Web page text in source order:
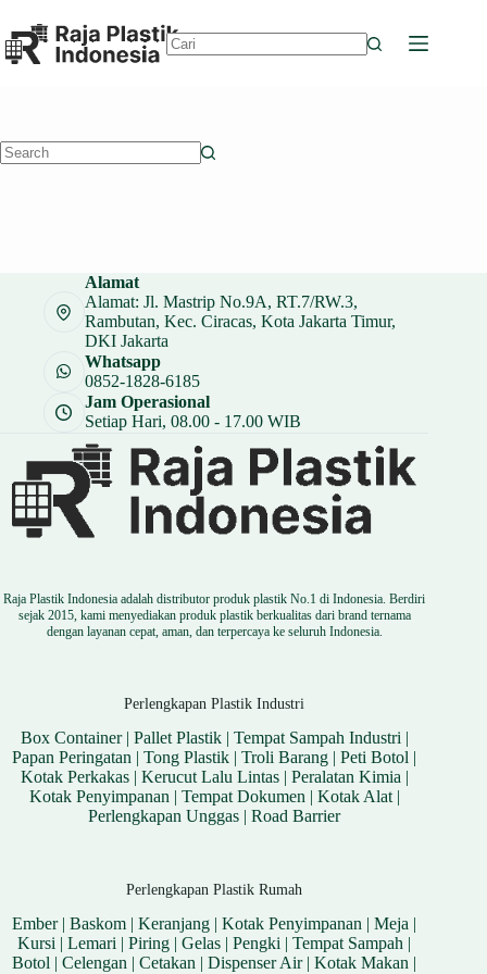
to
content
Alamat
Alamat: Jl. Mastrip No.9A, RT.7/RW.3,
Rambutan, Kec. Ciracas, Kota Jakarta Timur,
DKI Jakarta
Whatsapp
0852-1828-6185
Jam Operasional
Setiap Hari, 08.00 - 17.00 WIB
Raja Plastik Indonesia adalah distributor produk plastik No.1 di Indonesia. Berdiri
sejak 2015, kami menyediakan produk plastik berkualitas dari brand ternama
dengan layanan cepat, aman, dan terpercaya ke seluruh Indonesia.
Perlengkapan Plastik Industri
Box Container| Pallet Plastik| Tempat Sampah Industri |
Papan Peringatan |Tong Plastik |Troli Barang |Peti Botol |
Kotak Perkakas| Kerucut Lalu Lintas| Peralatan Kimia |
Kotak Penyimpanan | Tempat Dokumen | Kotak Alat|
Perlengkapan Unggas |Road Barrier
Perlengkapan Plastik Rumah
Ember|Baskom |Keranjang |Kotak Penyimpanan |Meja |
Kursi |Lemari |Piring |Gelas |Pengki |Tempat Sampah |
Botol |Celengan |Cetakan |Dispenser Air|Kotak Makan |